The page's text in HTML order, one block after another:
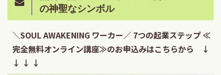
の神聖なシンボル
＼SOUL AWAKENING ワーカー／ 7つの起業ステップ ≪
完全無料オンライン講座≫のお申込みはこちらから ↓
↓ ↓ ↓